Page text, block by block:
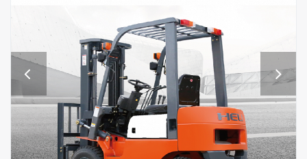
Previous Next